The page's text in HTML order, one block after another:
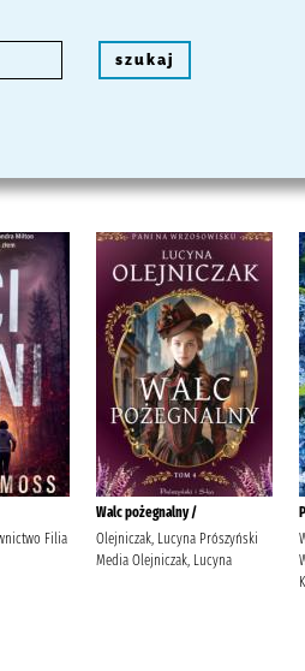
szukaj
Filia
Walc pożegnalny /
Olejniczak, Lucyna Prószyński
Media Olejniczak, Lucyna